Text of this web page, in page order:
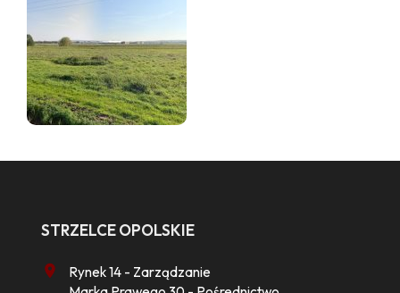
STRZELCE OPOLSKIE
Rynek 14 - Zarządzanie